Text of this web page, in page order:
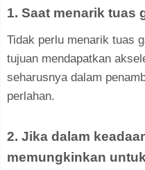
1. Saat menarik tuas
Tidak perlu menarik tuas
tujuan mendapatkan
seharusnya dalam
perlahan.
2. Jika dalam
memungkinkan